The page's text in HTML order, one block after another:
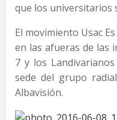
que los universitarios
El movimiento Usac
en las afueras de las
7 y los
sede del grupo
Albavisión.